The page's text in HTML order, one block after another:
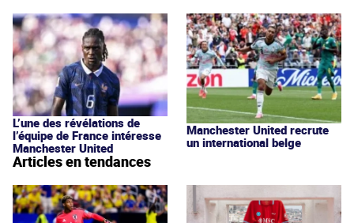
L’une des révélations de
l’équipe de France intéresse
Manchester United
Manchester United recrute
un international belge
Articles en tendances